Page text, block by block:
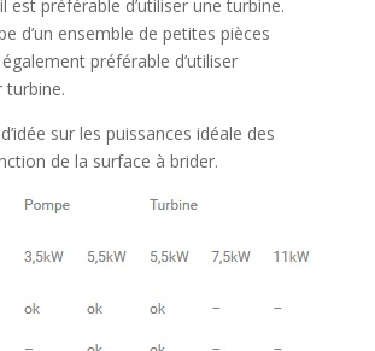
est préférable d’utiliser une turbine.
d’un ensemble de petites pièces
préférable d’utiliser
turbine.
sur les puissances idéale des
de la surface à brider.